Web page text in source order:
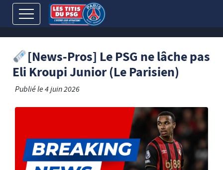
[News-Pros] Le PSG ne lâche pas
Eli Kroupi Junior (Le Parisien)
Publié le4 juin 2026